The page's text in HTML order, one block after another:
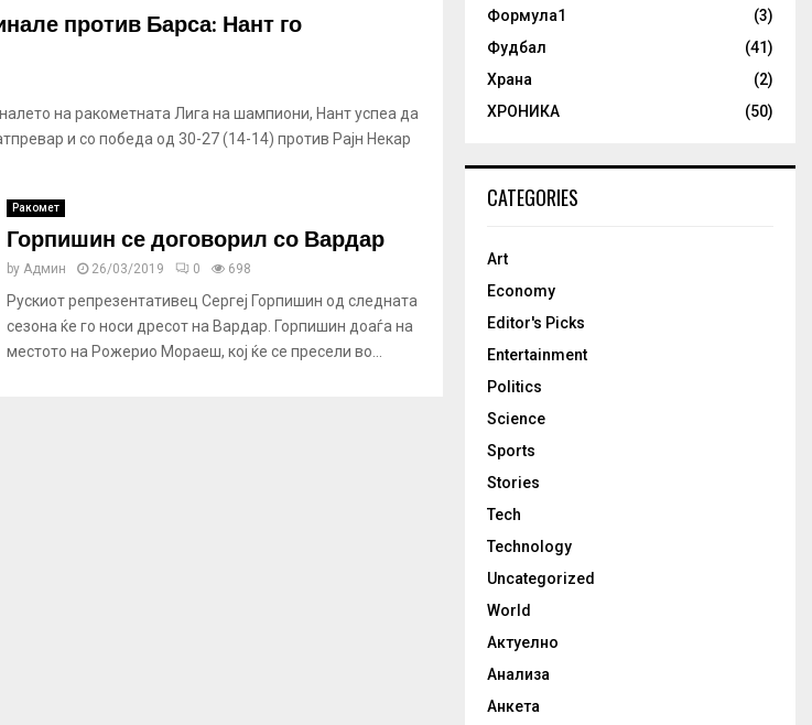
против Барса: Нант го
на ракометната Лига на шампиони, Нант успеа да
и со победа од 30-27 (14-14) против Рајн Некар
Ракомет
Горпишин се договорил со Вардар
by Админ 26/03/2019 0 698
Рускиот репрезентативец Сергеј Горпишин од следната
сезона ќе го носи дресот на Вардар. Горпишин доаѓа на
местото на Рожерио Мораеш, кој ќе се пресели во...
Формула1
(3)
Фудбал
(41)
Храна
(2)
ХРОНИКА
(50)
CATEGORIES
Art
Economy
Editor's Picks
Entertainment
Politics
Science
Sports
Stories
Tech
Technology
Uncategorized
World
Актуелно
Анализа
Анкета